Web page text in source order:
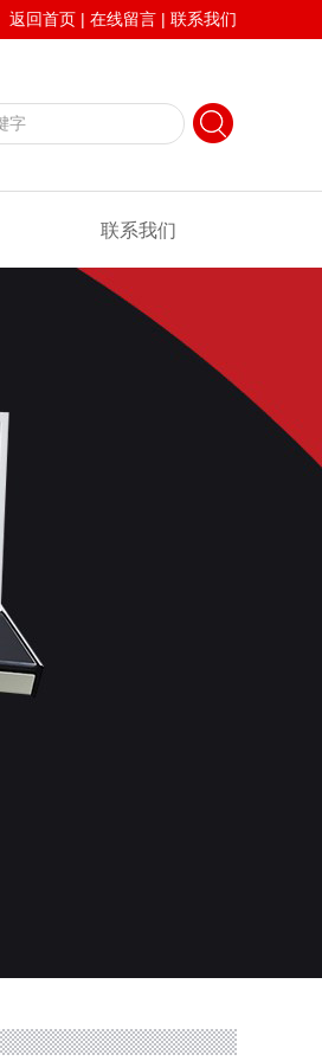
返回首页 | 在线留言 | 联系我们
联系我们